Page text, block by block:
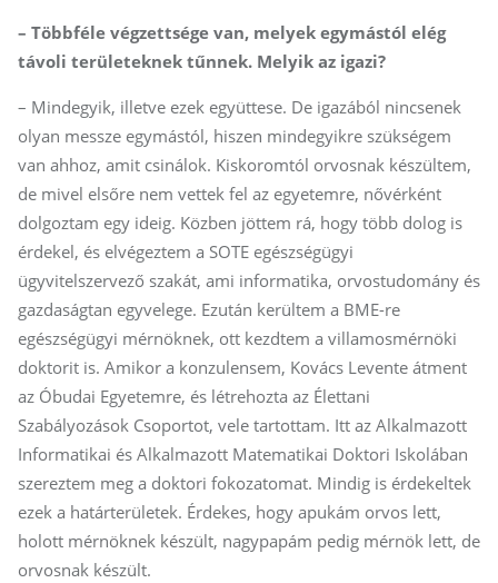
– Többféle végzettsége van, melyek egymástól elég
távoli területeknek tűnnek. Melyik az igazi?
– Mindegyik, illetve ezek együttese. De igazából nincsenek
olyan messze egymástól, hiszen mindegyikre szükségem
van ahhoz, amit csinálok. Kiskoromtól orvosnak készültem,
de mivel elsőre nem vettek fel az egyetemre, nővérként
dolgoztam egy ideig. Közben jöttem rá, hogy több dolog is
érdekel, és elvégeztem a SOTE egészségügyi
ügyvitelszervező szakát, ami informatika, orvostudomány és
gazdaságtan egyvelege. Ezután kerültem a BME-re
egészségügyi mérnöknek, ott kezdtem a villamosmérnöki
doktorit is. Amikor a konzulensem, Kovács Levente átment
az Óbudai Egyetemre, és létrehozta az Élettani
Szabályozások Csoportot, vele tartottam. Itt az Alkalmazott
Informatikai és Alkalmazott Matematikai Doktori Iskolában
szereztem meg a doktori fokozatomat. Mindig is érdekeltek
ezek a határterületek. Érdekes, hogy apukám orvos lett,
holott mérnöknek készült, nagypapám pedig mérnök lett, de
orvosnak készült.